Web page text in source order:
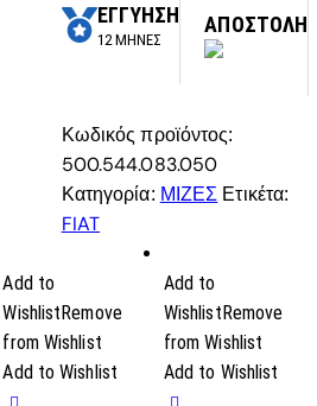
ΕΓΓΥΗΣΗ
12 ΜΗΝΕΣ
ΑΠΟΣΤΟΛΗ
Κωδικός προϊόντος:
500.544.083.050
Κατηγορία: ΜΙΖΕΣ Ετικέτα:
FIAT
Add to
Wishlist Remove
from Wishlist
Add to Wishlist
Add to
Wishlist Remove
from Wishlist
Add to Wishlist